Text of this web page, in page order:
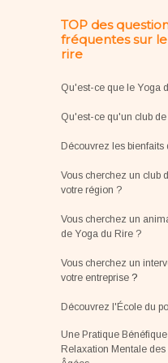
TOP des
fréquentes sur
rire
Qu'est-ce que le Yoga
Qu'est-ce qu'un club
Découvrez les bienfaits
Vous cherchez un club
votre région ?
Vous cherchez un
de Yoga du Rire ?
Vous cherchez un
votre entreprise?
Découvrez l'École du
Une Pratique
Relaxation Mentale